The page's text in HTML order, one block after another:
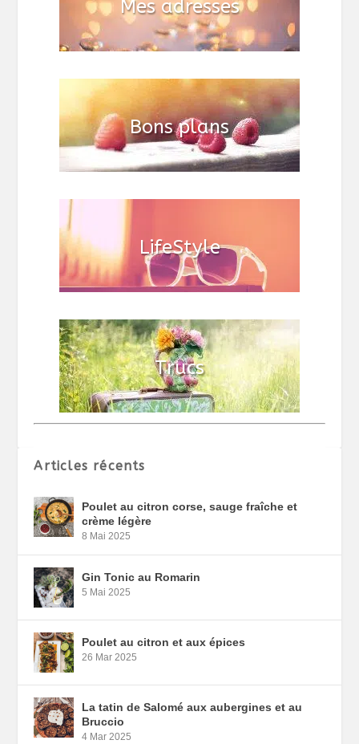
Articles récents
Poulet au citron corse, sauge fraîche et
crème légère
8 Mai 2025
Gin Tonic au Romarin
5 Mai 2025
Poulet au citron et aux épices
26 Mar 2025
La tatin de Salomé aux aubergines et au
Bruccio
4 Mar 2025